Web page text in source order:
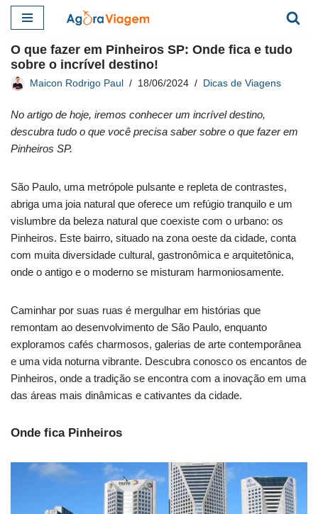
para
o
conteúdo
O que fazer em Pinheiros SP: Onde fica e tudo
sobre o incrível destino!
Maicon Rodrigo Paul 18/06/2024 Dicas de Viagens
No artigo de hoje, iremos conhecer um incrível destino,
descubra tudo o que você precisa saber sobre o que fazer em
Pinheiros SP.
São Paulo, uma metrópole pulsante e repleta de contrastes,
abriga uma joia natural que oferece um refúgio tranquilo e um
vislumbre da beleza natural que coexiste com o urbano: os
Pinheiros. Este bairro, situado na zona oeste da cidade, conta
com muita diversidade cultural, gastronômica e arquitetônica,
onde o antigo e o moderno se misturam harmoniosamente.
Caminhar por suas ruas é mergulhar em histórias que
remontam ao desenvolvimento de São Paulo, enquanto
exploramos cafés charmosos, galerias de arte contemporânea
e uma vida noturna vibrante. Descubra conosco os encantos de
Pinheiros, onde a tradição se encontra com a inovação em uma
das áreas mais dinâmicas e cativantes da cidade.
Onde fica Pinheiros